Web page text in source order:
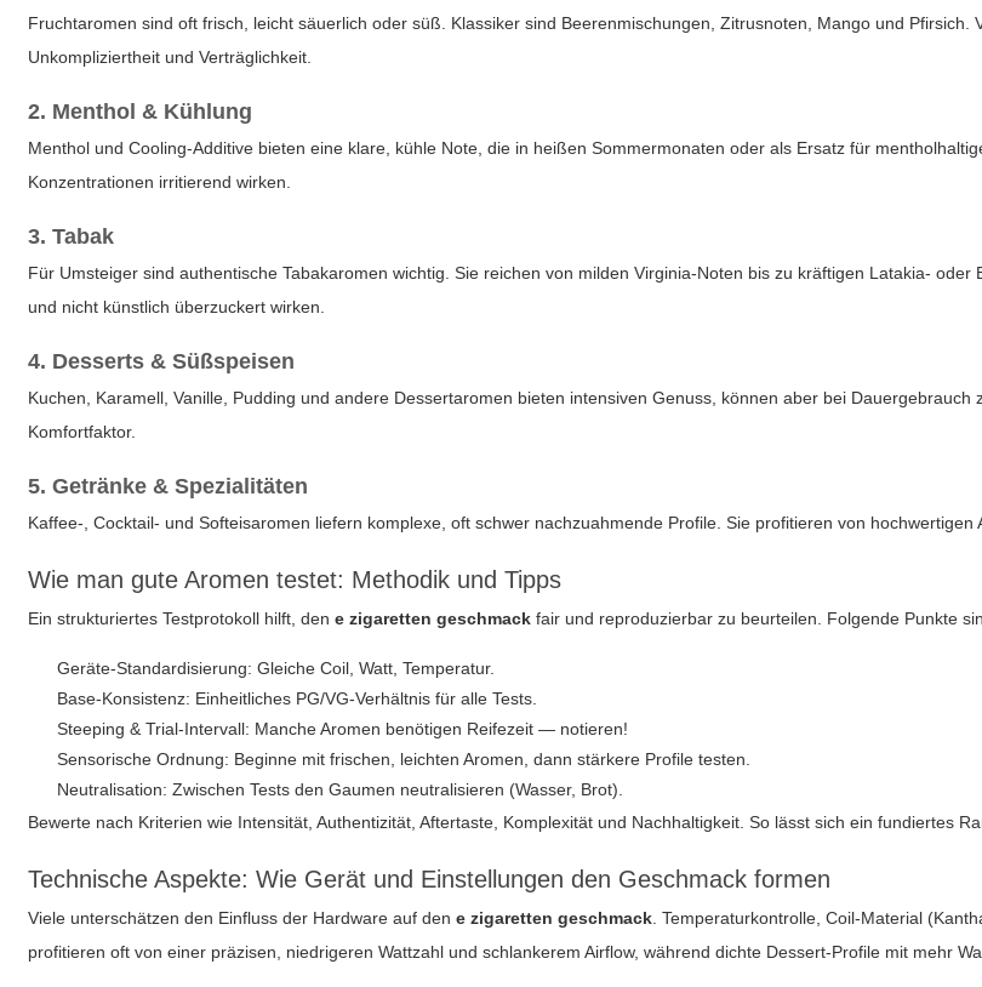
Fruchtaromen sind oft frisch, leicht säuerlich oder süß. Klassiker sind Beerenmischungen, Zitrusnoten, Mango und
Unkompliziertheit und Verträglichkeit.
2. Menthol & Kühlung
Menthol und Cooling-Additive bieten eine klare, kühle Note, die in heißen Sommermonaten oder als Ersatz für
Konzentrationen irritierend wirken.
3. Tabak
Für Umsteiger sind authentische Tabakaromen wichtig. Sie reichen von milden Virginia-Noten bis zu kräftigen Latakia-
und nicht künstlich überzuckert wirken.
4. Desserts & Süßspeisen
Kuchen, Karamell, Vanille, Pudding und andere Dessertaromen bieten intensiven Genuss, können aber bei
Komfortfaktor.
5. Getränke & Spezialitäten
Kaffee-, Cocktail- und Softeisaromen liefern komplexe, oft schwer nachzuahmende Profile. Sie profitieren von hochwertigen
Wie man gute Aromen testet: Methodik und Tipps
Ein strukturiertes Testprotokoll hilft, dene zigaretten geschmack fair und reproduzierbar zu beurteilen. Folgende Punkte
Geräte-Standardisierung: Gleiche Coil, Watt, Temperatur.
Base-Konsistenz: Einheitliches PG/VG-Verhältnis für alle Tests.
Steeping & Trial-Intervall: Manche Aromen benötigen Reifezeit — notieren!
Sensorische Ordnung: Beginne mit frischen, leichten Aromen, dann stärkere Profile testen.
Neutralisation: Zwischen Tests den Gaumen neutralisieren (Wasser, Brot).
Bewerte nach Kriterien wie Intensität, Authentizität, Aftertaste, Komplexität und Nachhaltigkeit. So lässt sich ein fundiertes
Technische Aspekte: Wie Gerät und Einstellungen den Geschmack formen
Viele unterschätzen den Einfluss der Hardware auf dene zigaretten geschmack . Temperaturkontrolle, Coil-Material
profitieren oft von einer präzisen, niedrigeren Wattzahl und schlankerem Airflow, während dichte Dessert-Profile mit mehr